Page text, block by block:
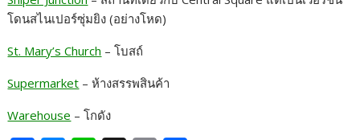
โดนสไนเปอร์ซุ่มยิง (อย่างโหด)
St. Mary’s Church – โบสถ์
Supermarket – ห้างสรรพสินค้า
Warehouse – โกดัง